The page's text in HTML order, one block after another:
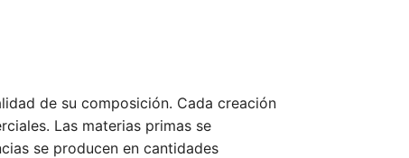
de su composición. Cada creación
Las materias primas se
se producen en cantidades